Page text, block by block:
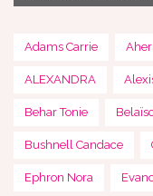
Adams Carrie
ALEXANDRA
Behar Tonie
Bushnell Candace
Ephron Nora